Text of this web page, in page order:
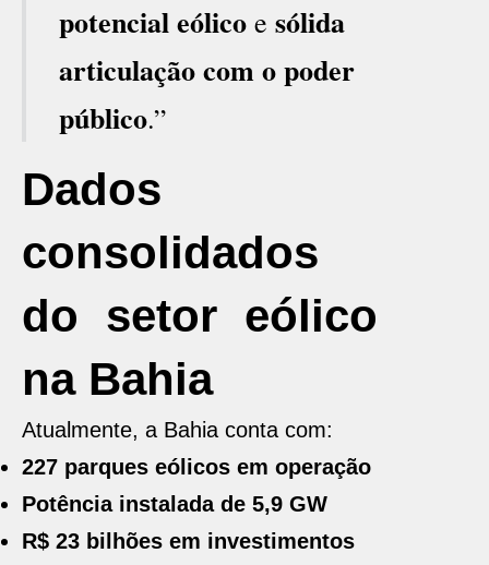
potencial eólico e sólida
articulação com o poder
público.”
Dados
consolidados
do setor eólico
na Bahia
Atualmente, a Bahia conta com:
227 parques eólicos em operação
Potência instalada de 5,9 GW
R$ 23 bilhões em investimentos